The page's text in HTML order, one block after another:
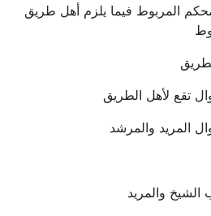
المربوط فيما يلزم أهل طريق
تقع لأهل الطريق
المريد والمرشد
والمريد